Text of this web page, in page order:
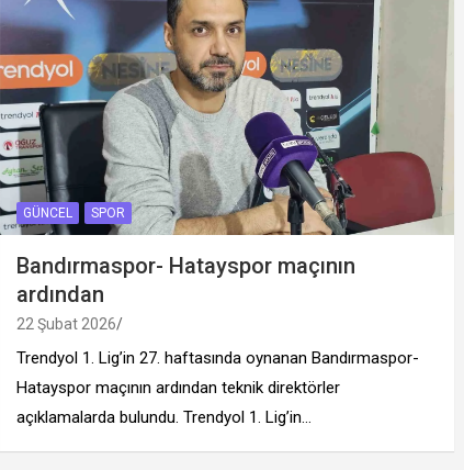
GÜNCEL SPOR
Bandırmaspor- Hatayspor maçının
ardından
22 Şubat 2026
Trendyol 1. Lig’in 27. haftasında oynanan Bandırmaspor-
Hatayspor maçının ardından teknik direktörler
açıklamalarda bulundu. Trendyol 1. Lig’in…